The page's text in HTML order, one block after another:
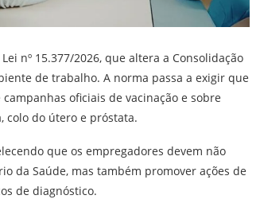
nº 15.377/2026, que altera a Consolidação
de trabalho. A norma passa a exigir que
oficiais de vacinação e sobre
colo do útero e próstata.
que os empregadores devem não
da Saúde, mas também promover ações de
de diagnóstico.